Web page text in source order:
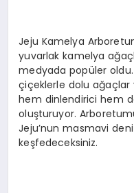
Jeju Kamelya
yuvarlak kamelya
medyada popüler oldu.
çiçeklerle dolu ağaçlar
hem dinlendirici hem
oluşturuyor.
Jeju’nun masmavi
keşfedeceksiniz.